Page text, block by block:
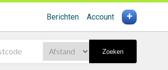
Berichten Account +
Zoeken